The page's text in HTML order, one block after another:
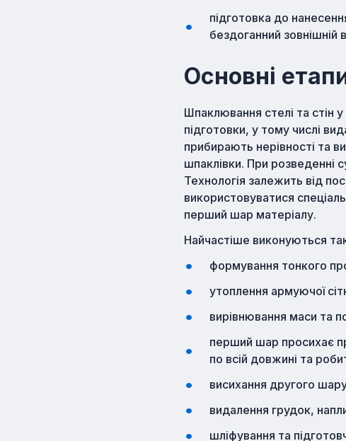
підготовка до
бездоганний зовнішній
Основні
Шпаклювання стелі та стін
підготовки, у тому числі
прибирають нерівності та
шпаклівки. При розведенні
Технологія залежить від
використовуватися
перший шар матеріалу.
Найчастіше виконуються
формування тонкого
утоплення армуючої
вирівнювання маси та
перший шар просихає
по всій довжині та
висихання другого
видалення грудок,
шліфування та